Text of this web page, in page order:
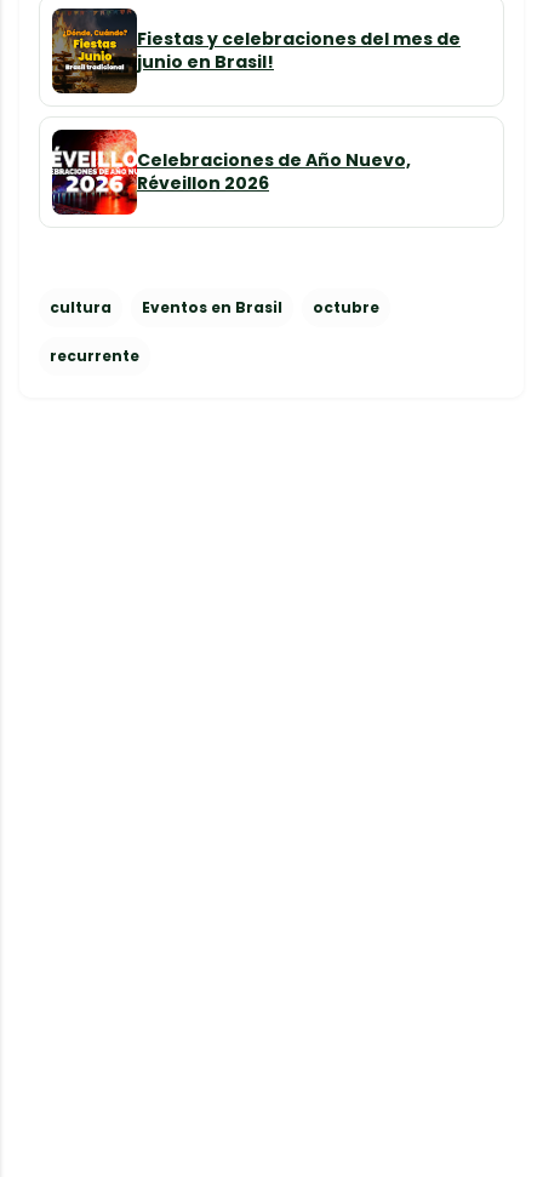
Fiestas y celebraciones del mes de
junio en Brasil!
Celebraciones de Año Nuevo,
Réveillon 2026
cultura Eventos en Brasil octubre
recurrente